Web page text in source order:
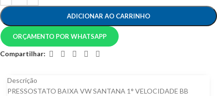
ADICIONAR AO CARRINHO
ORÇAMENTO POR WHATSAPP
Compartilhar:
Descrição
PRESSOSTATO BAIXA VW SANTANA 1° VELOCIDADE BB